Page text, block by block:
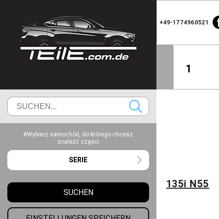
+49-1774960521
1
#Wybierz samochód, do którego chcesz
znaleźć części
SERIE
SUCHEN
135i N55